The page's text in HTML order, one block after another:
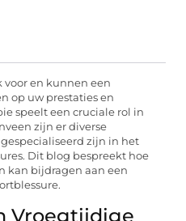
voor en kunnen een
op uw prestaties en
speelt een cruciale rol in
zijn er diverse
zijn in het
Dit blog bespreekt hoe
kan bijdragen aan een
Vroegtijdige